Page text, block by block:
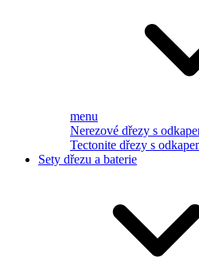
menu
Nerezové dřezy s
Tectonite dřezy s
Sety dřezu a baterie